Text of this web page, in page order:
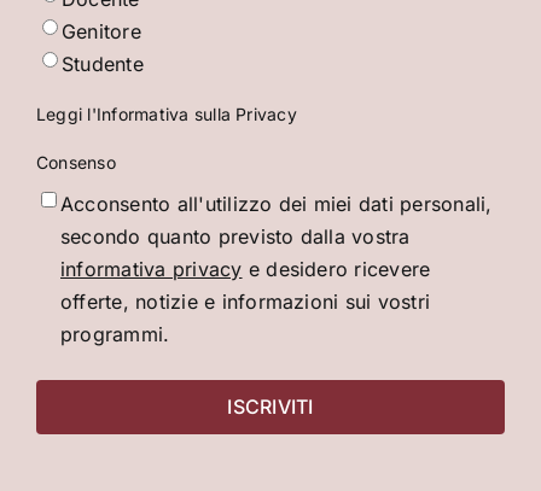
Genitore
Studente
Leggi l'Informativa sulla Privacy
Consenso
Acconsento all'utilizzo dei miei dati personali,
secondo quanto previsto dalla vostra
informativa privacy e desidero ricevere
offerte, notizie e informazioni sui vostri
programmi.